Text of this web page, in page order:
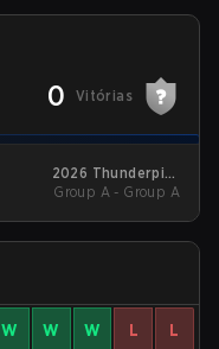
0 Vitórias
2026 Thunderpick
World Championship:
Group A - Group A
W W W L L